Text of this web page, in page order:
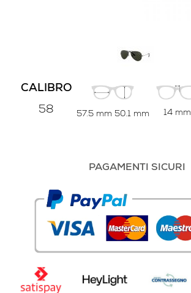
CALIBRO
58 57.5 mm 50.1 mm 14 mm
PAGAMENTI SICURI